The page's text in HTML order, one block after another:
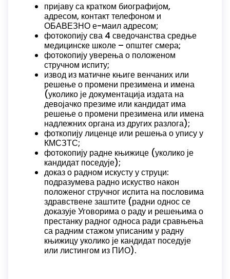
пријаву са кратком биографијом,
адресом, контакт телефоном и
ОБАВЕЗНО е-маил адресом;
фотокопију сва 4 сведочанства средње
медицинске школе – општег смера;
фотокопију уверења о положеном
стручном испиту;
извод из матичне књиге венчаних или
решење о промени презимена и имена
(уколико је документација издата на
девојачко презиме или кандидат има
решење о промени презимена или имена
надлежних органа из других разлога);
фоткопију лиценце или решења о упису у
КМСЗТС;
фотокопију радне књижице (уколико је
кандидат поседује);
доказ о радном искусту у струци:
подразумева радно искуство након
положеног стручног испита на пословима
здравствене заштите (радни однос се
доказује Уговорима о раду и решењима о
престанку радног односа ради сравњења
са радним стажом уписаним у радну
књижицу уколико је кандидат поседује
или листингом из ПИО).